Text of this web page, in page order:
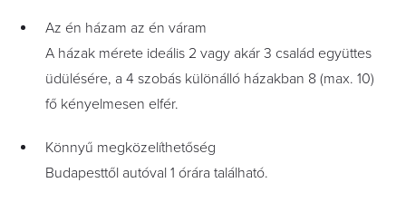
Az én házam az én váram
A házak mérete ideális 2 vagy akár 3 család együttes
üdülésére, a 4 szobás különálló házakban 8 (max. 10)
fő kényelmesen elfér.
Könnyű megközelíthetőség
Budapesttől autóval 1 órára található.